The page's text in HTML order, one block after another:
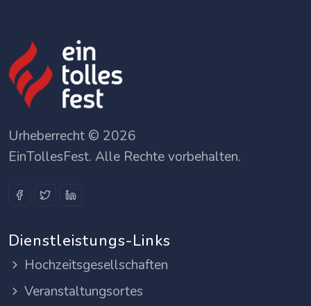
Urheberrecht © 2026
EinTollesFest. Alle Rechte vorbehalten.
Dienstleistungs-Links
Hochzeitsgesellschaften
Veranstaltungsortes